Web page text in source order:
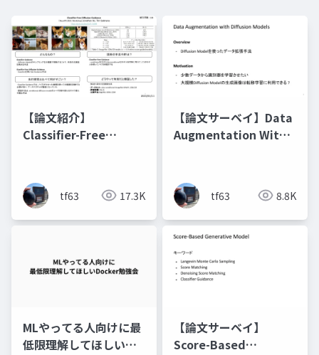
【論文紹介】
Classifier-Free
tf63 17.3K
【論文サーベイ】Data
Augmentation With
tf63 8.8K
MLやってる人向けに最
低限理解してほしい
【論文サーベイ】
Score-Based